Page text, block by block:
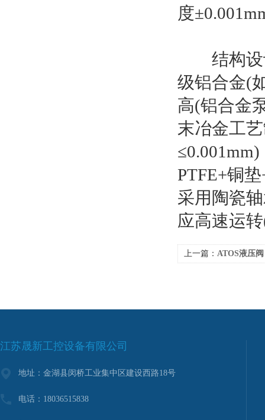
度
结构设计
级铝合金(
高(铝合金
末冶金工
PTFE+铜
采用陶瓷
应高速运
上一篇： ATOS液压阀
江苏晟新工控设备有限公司
地址：金湖县闵桥工业集中区建设西路18号
电话：18036515838